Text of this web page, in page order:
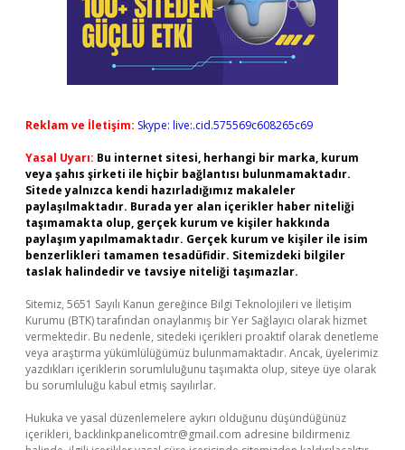
Reklam ve İletişim: Skype: live:.cid.575569c608265c69
Yasal Uyarı: Bu internet sitesi, herhangi bir marka, kurum
veya şahıs şirketi ile hiçbir bağlantısı bulunmamaktadır.
Sitede yalnızca kendi hazırladığımız makaleler
paylaşılmaktadır. Burada yer alan içerikler haber niteliği
taşımamakta olup, gerçek kurum ve kişiler hakkında
paylaşım yapılmamaktadır. Gerçek kurum ve kişiler ile isim
benzerlikleri tamamen tesadüfidir. Sitemizdeki bilgiler
taslak halindedir ve tavsiye niteliği taşımazlar.
Sitemiz, 5651 Sayılı Kanun gereğince Bilgi Teknolojileri ve İletişim
Kurumu (BTK) tarafından onaylanmış bir Yer Sağlayıcı olarak hizmet
vermektedir. Bu nedenle, sitedeki içerikleri proaktif olarak denetleme
veya araştırma yükümlülüğümüz bulunmamaktadır. Ancak, üyelerimiz
yazdıkları içeriklerin sorumluluğunu taşımakta olup, siteye üye olarak
bu sorumluluğu kabul etmiş sayılırlar.
Hukuka ve yasal düzenlemelere aykırı olduğunu düşündüğünüz
içerikleri, backlinkpanelicomtr@gmail.com adresine bildirmeniz